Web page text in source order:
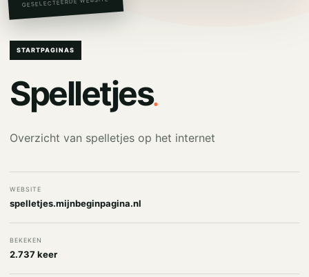
STARTPAGINAS
Spelletjes.
Overzicht van spelletjes op het internet
WEBSITE
spelletjes.mijnbeginpagina.nl
BEKEKEN
2.737 keer